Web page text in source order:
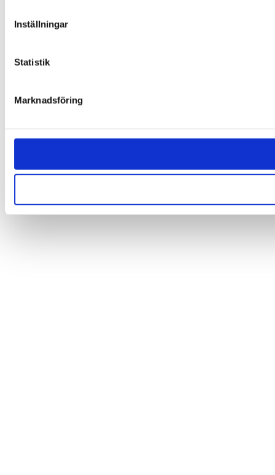
Inställningar
Statistik
Marknadsföring